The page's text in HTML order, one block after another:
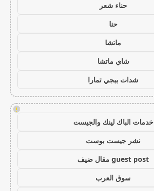
حناء شعر
حنا
ماتشا
شاي ماتشا
شدات ببجي تمارا
!
خدمات الباك لينك والجيست
نشر جيست بوست
guest post مقال ضيف
سوق العرب